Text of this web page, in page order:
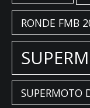
RONDE FMB
SUPERMOTO